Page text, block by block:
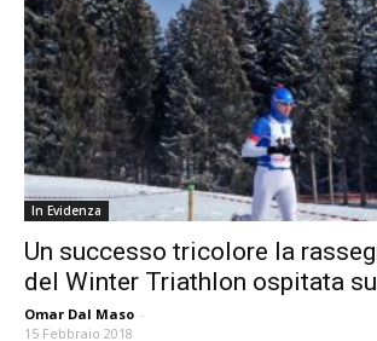
In Evidenza
Un successo tricolore la
del Winter Triathlon ospitata
Omar Dal Maso -
15 Febbraio 2018